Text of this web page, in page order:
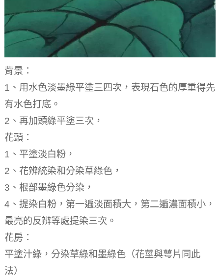
背景：
1、用水色淡墨綠平塗三四次，表現石色的厚重得先
有水色打底。
2、再加頭綠平塗三次，
花頭：
1、平塗淡白粉，
2、花辨統染和分染草綠色，
3、根部墨綠色分染，
4、提染白粉，第一遍淡面積大，第二遍濃面積小，
最亮的反辨等處提染三次。
花房：
平塗汁綠，分染草綠和墨綠色（花莖與萼片同此
法）